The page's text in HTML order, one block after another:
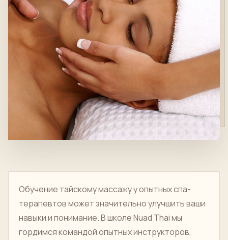
Обучение тайскому массажу у опытных спа-
терапевтов может значительно улучшить ваши
навыки и понимание. В школе Nuad Thai мы
гордимся командой опытных инструкторов,